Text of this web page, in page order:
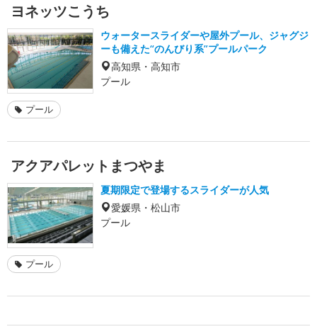
ヨネッツこうち
ウォータースライダーや屋外プール、ジャグジ
ーも備えた“のんびり系”プールパーク
高知県・高知市
プール
プール
アクアパレットまつやま
夏期限定で登場するスライダーが人気
愛媛県・松山市
プール
プール